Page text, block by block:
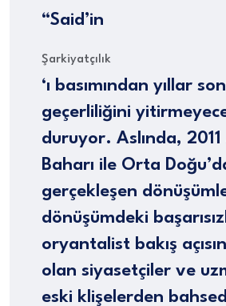
“Said’in
Şarkiyatçılık
‘ı basımından yıllar
geçerliliğini
duruyor. Aslında,
Baharı ile Orta
gerçekleşen
dönüşümdeki
oryantalist bakış
olan siyasetçiler ve
eski klişelerden